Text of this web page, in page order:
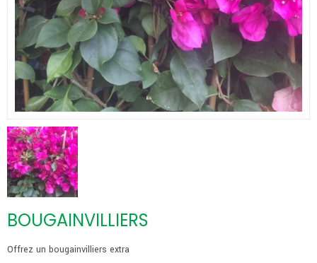
BOUGAINVILLIERS
Offrez un bougainvilliers extra